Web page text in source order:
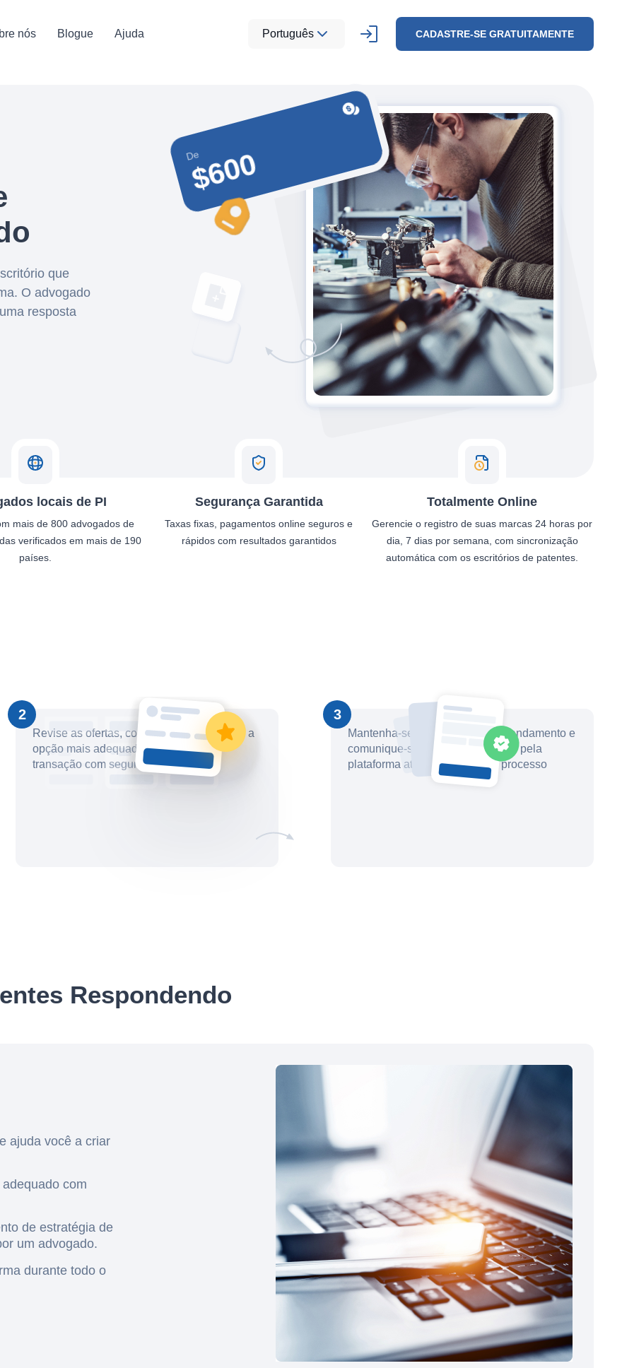
nós Blogue Ajuda Português CADASTRE-SE GRATUITAMENTE
que
O advogado
resposta
De
$600
locais de PI
mais de 800 advogados de
verificados em mais de 190
países.
Segurança Garantida
Taxas fixas, pagamentos online seguros e
rápidos com resultados garantidos
Totalmente Online
Gerencie o registro de suas marcas 24 horas por
dia, 7 dias por semana, com sincronização
automática com os escritórios de patentes.
2
Revise as ofertas, compare-as e selecione a
opção mais adequada. Conclua sua
transação com segurança
3
Mantenha-se informado sobre o andamento e
comunique-se com seu advogado pela
plataforma até a conclusão do processo
Respondendo
ajuda você a criar
com
de estratégia de
um advogado.
durante todo o